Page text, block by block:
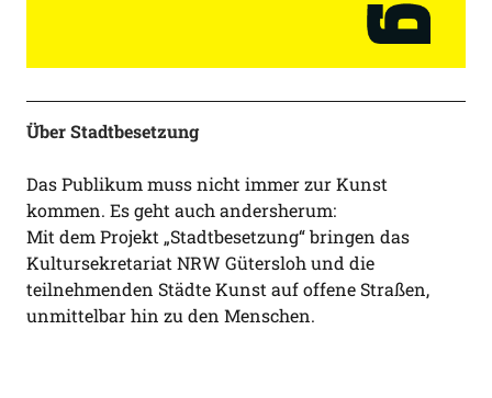
Über Stadtbesetzung
Das Publikum muss nicht immer zur Kunst
kommen. Es geht auch andersherum:
Mit dem Projekt „Stadtbesetzung“ bringen das
Kultursekretariat NRW Gütersloh und die
teilnehmenden Städte Kunst auf offene Straßen,
unmittelbar hin zu den Menschen.